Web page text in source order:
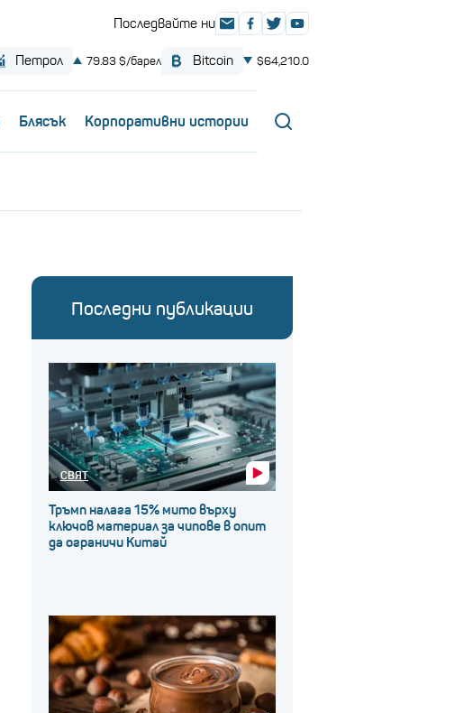
Блясък Корпоративни истории
Последни публикации
СВЯТ
Тръмп налага 15% мито върху
ключов материал за чипове в опит
да ограничи Китай